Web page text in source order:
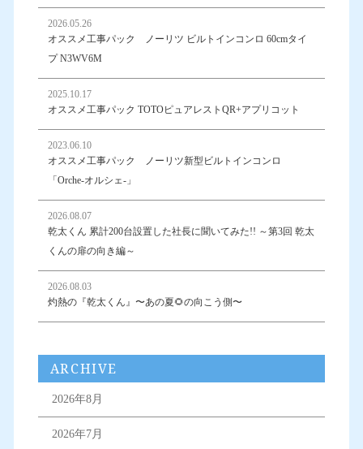
2026.05.26
オススメ工事パック ノーリツ ビルトインコンロ 60cmタイ
プ N3WV6M
2025.10.17
オススメ工事パック TOTOピュアレストQR+アプリコット
2023.06.10
オススメ工事パック ノーリツ新型ビルトインコンロ
「Orche-オルシェ-」
2026.08.07
乾太くん 累計200台設置した社長に聞いてみた!! ～第3回 乾太
くんの扉の向き編～
2026.08.03
灼熱の『乾太くん』〜あの夏🌻の向こう側〜
ARCHIVE
2026年8月
2026年7月